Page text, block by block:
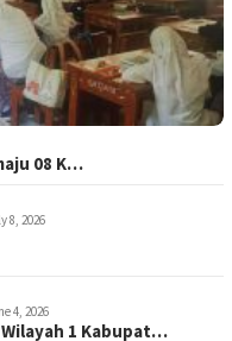
08 K…
8, 2026
4, 2026
1 Kabupat…